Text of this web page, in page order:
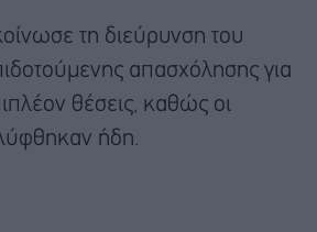
τη διεύρυνση του
απασχόλησης για
θέσεις, καθώς οι
ήδη.